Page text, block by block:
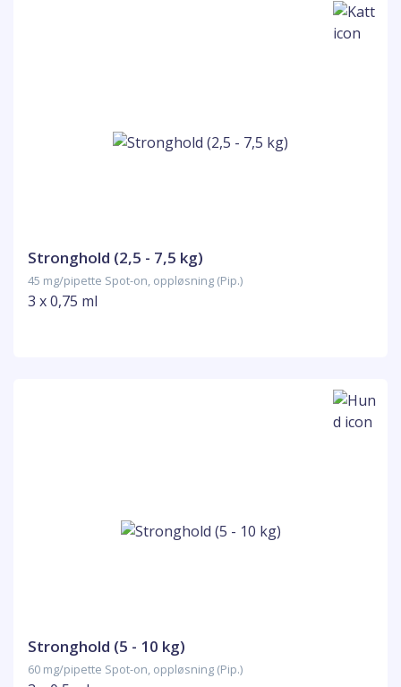
Stronghold (2,5 - 7,5 kg)
45 mg/pipette Spot-on, oppløsning (Pip.)
3 x 0,75 ml
Stronghold (5 - 10 kg)
60 mg/pipette Spot-on, oppløsning (Pip.)